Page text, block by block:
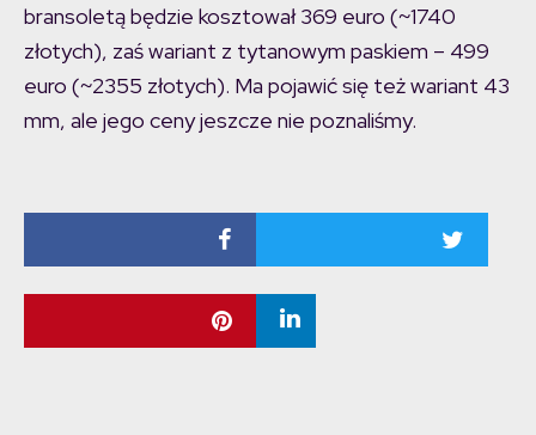
bransoletą będzie kosztował 369 euro (~1740
złotych), zaś wariant z tytanowym paskiem – 499
euro (~2355 złotych). Ma pojawić się też wariant 43
mm, ale jego ceny jeszcze nie poznaliśmy.